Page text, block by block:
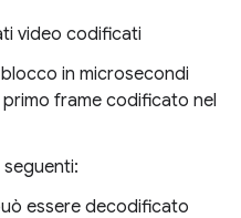
video codificati
in microsecondi
frame codificato nel
essere decodificato